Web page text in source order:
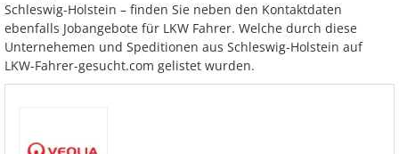
Schleswig-Holstein – finden Sie neben den Kontaktdaten
ebenfalls Jobangebote für LKW Fahrer. Welche durch diese
Unternehemen und Speditionen aus Schleswig-Holstein auf
LKW-Fahrer-gesucht.com gelistet wurden.